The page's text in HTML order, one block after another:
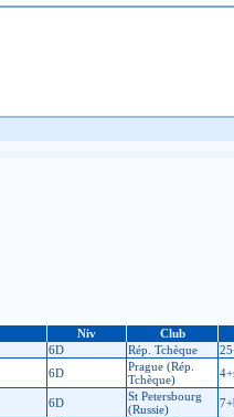
Niv Club
6D Rép. Tchèque
6D
Prague (Rép.
Tchèque)
6D
St Petersbourg
(Russie)